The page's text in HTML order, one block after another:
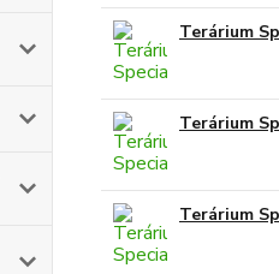
Terárium
Terárium
Terárium